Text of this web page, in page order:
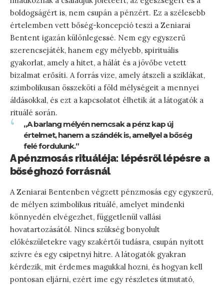
boldogságért is, nem csupán a pénzért. Ez a szélesebb
értelemben vett bőség-koncepció teszi a Zeniarai
Bentent igazán különlegessé. Nem egy egyszerű
szerencsejáték, hanem egy mélyebb, spirituális
gyakorlat, amely a hitet, a hálát és a jövőbe vetett
bizalmat erősíti. A forrás vize, amely átszeli a sziklákat,
szimbolikusan összeköti a föld mélységeit a mennyei
áldásokkal, és ezt a kapcsolatot élhetik át a látogatók a
rituálé során.
„A barlang mélyén nemcsak a pénz kap új
értelmet, hanem a szándék is, amellyel a bőség
felé fordulunk.”
A pénzmosás rituáléja: lépésről lépésre a
bőséghozó forrásnál
A Zeniarai Bentenben végzett pénzmosás egy egyszerű,
de mélyen szimbolikus rituálé, amelyet mindenki
könnyedén elvégezhet, függetlenül vallási
hovatartozásától. Nincs szükség bonyolult
előkészületekre vagy szakértői tudásra, csupán nyitott
szívre és egy csipetnyi hitre. A látogatók gyakran
kérdezik, mit érdemes magukkal hozni, és hogyan kell
pontosan eljárni, ezért íme egy részletes útmutató,